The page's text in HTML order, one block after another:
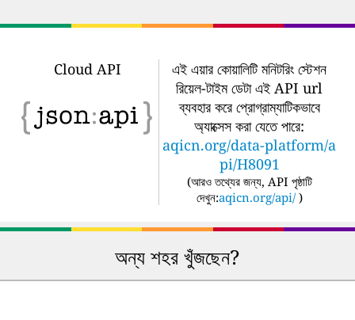
Cloud API
এই এয়ার কোয়ালিটি মনিটরিং স্টেশন
রিয়েল-টাইম ডেটা এই API url
ব্যবহার করে প্রোগ্রাম্যাটিকভাবে
অ্যাক্সেস করা যেতে পারে:
aqicn.org/data-platform/a
pi/H8091
(আরও তথ্যের জন্য, API পৃষ্ঠাটি
দেখুন:aqicn.org/api/ )
অন্য শহর খুঁজছেন?